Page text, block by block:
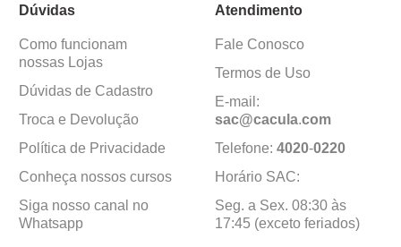
Dúvidas
Como funcionam
nossas Lojas
Dúvidas de Cadastro
Troca e Devolução
Política de Privacidade
Conheça nossos cursos
Siga nosso canal no
Whatsapp
Atendimento
Fale Conosco
Termos de Uso
E-mail:
sac@cacula.com
Telefone: 4020-0220
Horário SAC:
Seg. a Sex. 08:30 às
17:45 (exceto feriados)